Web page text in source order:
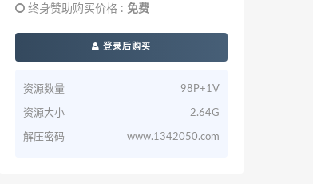
终身赞助购买价格 : 免费
登录后购买
资源数量 98P+1V
资源大小 2.64G
解压密码 www.1342050.com